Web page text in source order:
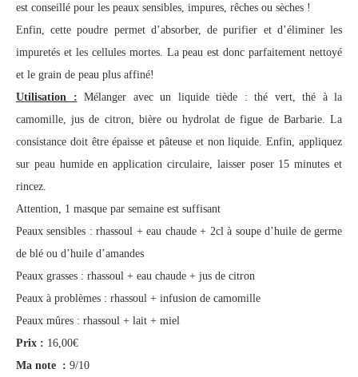
est conseillé pour les peaux sensibles, impures, rêches ou sèches !
Enfin, cette poudre permet d’absorber, de purifier et d’éliminer les
impuretés et les cellules mortes. La peau est donc parfaitement nettoyé
et le grain de peau plus affiné!
Utilisation : Mélanger avec un liquide tiède : thé vert, thé à la
camomille, jus de citron, bière ou hydrolat de figue de Barbarie. La
consistance doit être épaisse et pâteuse et non liquide. Enfin, appliquez
sur peau humide en application circulaire, laisser poser 15 minutes et
rincez.
Attention, 1 masque par semaine est suffisant
Peaux sensibles : rhassoul + eau chaude + 2cl à soupe d’huile de germe
de blé ou d’huile d’amandes
Peaux grasses : rhassoul + eau chaude + jus de citron
Peaux à problèmes : rhassoul + infusion de camomille
Peaux mûres : rhassoul + lait + miel
Prix : 16,00€
Ma note : 9/10